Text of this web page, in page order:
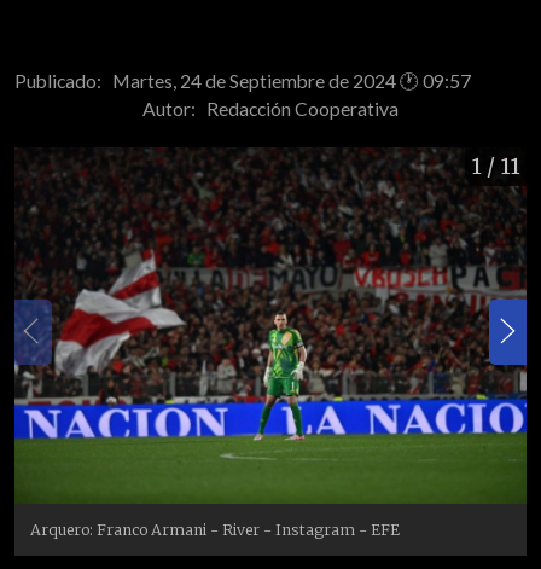
Publicado: Martes, 24 de Septiembre de 2024 🕐 09:57
Autor: Redacción Cooperativa
1 / 11
Arquero: Franco Armani - River - Instagram - EFE